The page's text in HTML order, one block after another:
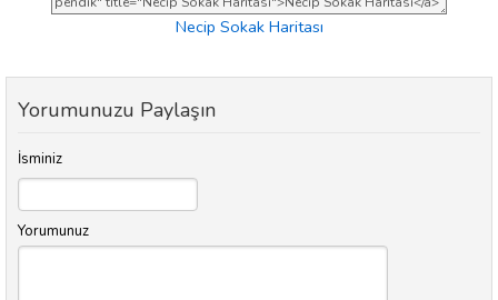
Necip Sokak Haritası
Yorumunuzu Paylaşın
İsminiz
Yorumunuz